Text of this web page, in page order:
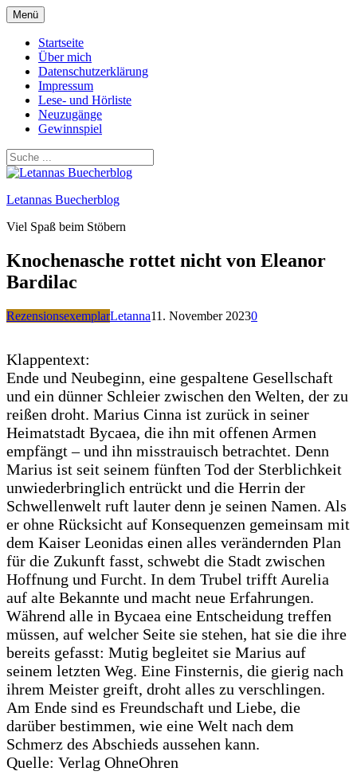
Zum
Inhalt
springen
Menü
Startseite
Über mich
Datenschutzerklärung
Impressum
Lese- und Hörliste
Neuzugänge
Gewinnspiel
Letannas Buecherblog
Viel Spaß beim Stöbern
Knochenasche rottet nicht von Eleanor
Bardilac
RezensionsexemplarLetanna11. November 20230
Klappentext:
Ende und Neubeginn, eine gespaltene Gesellschaft
und ein dünner Schleier zwischen den Welten, der zu
reißen droht. Marius Cinna ist zurück in seiner
Heimatstadt Bycaea, die ihn mit offenen Armen
empfängt – und ihn misstrauisch betrachtet. Denn
Marius ist seit seinem fünften Tod der Sterblichkeit
unwiederbringlich entrückt und die Herrin der
Schwellenwelt ruft lauter denn je seinen Namen. Als
er ohne Rücksicht auf Konsequenzen gemeinsam mit
dem Kaiser Leonidas einen alles verändernden Plan
für die Zukunft fasst, schwebt die Stadt zwischen
Hoffnung und Furcht. In dem Trubel trifft Aurelia
auf alte Bekannte und macht neue Erfahrungen.
Während alle in Bycaea eine Entscheidung treffen
müssen, auf welcher Seite sie stehen, hat sie die ihre
bereits gefasst: Mutig begleitet sie Marius auf
seinem letzten Weg. Eine Finsternis, die gierig nach
ihrem Meister greift, droht alles zu verschlingen.
Am Ende sind es Freundschaft und Liebe, die
darüber bestimmen, wie eine Welt nach dem
Schmerz des Abschieds aussehen kann.
Quelle: Verlag OhneOhren